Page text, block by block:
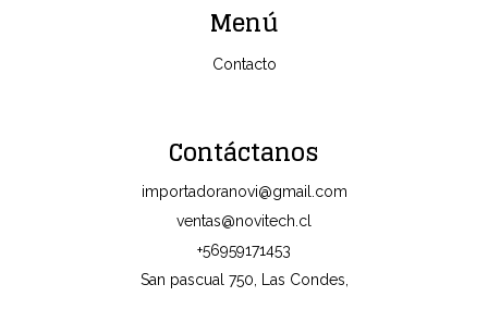
Menú
Contacto
Contáctanos
importadoranovi@gmail.com
ventas@novitech.cl
+56959171453
San pascual 750, Las Condes,